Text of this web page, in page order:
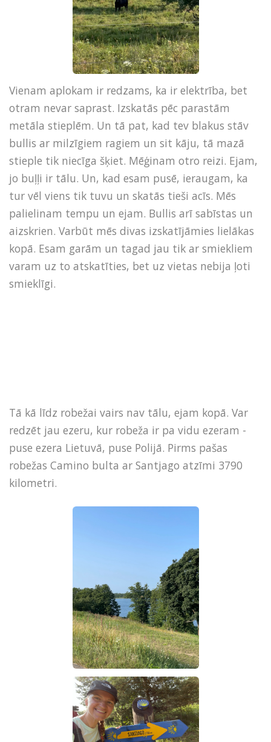
Vienam aplokam ir redzams, ka ir elektrība, bet
otram nevar saprast. Izskatās pēc parastām
metāla stieplēm. Un tā pat, kad tev blakus stāv
bullis ar milzīgiem ragiem un sit kāju, tā mazā
stieple tik niecīga šķiet. Mēģinam otro reizi. Ejam,
jo buļļi ir tālu. Un, kad esam pusē, ieraugam, ka
tur vēl viens tik tuvu un skatās tieši acīs. Mēs
palielinam tempu un ejam. Bullis arī sabīstas un
aizskrien. Varbūt mēs divas izskatījāmies lielākas
kopā. Esam garām un tagad jau tik ar smiekliem
varam uz to atskatīties, bet uz vietas nebija ļoti
smieklīgi.
Tā kā līdz robežai vairs nav tālu, ejam kopā. Var
redzēt jau ezeru, kur robeža ir pa vidu ezeram -
puse ezera Lietuvā, puse Polijā. Pirms pašas
robežas Camino bulta ar Santjago atzīmi 3790
kilometri.